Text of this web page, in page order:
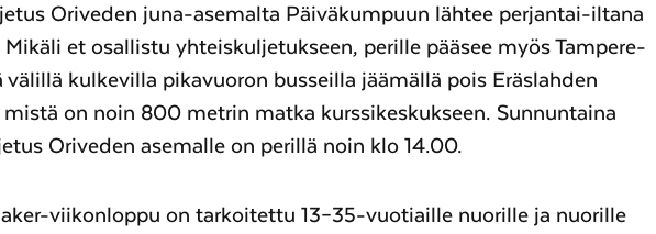
Oriveden juna-asemalta Päiväkumpuun lähtee perjantai-iltana
Mikäli et osallistu yhteiskuljetukseen, perille pääsee myös Tampere-
välillä kulkevilla pikavuoron busseilla jäämällä pois Eräslahden
mistä on noin 800 metrin matka kurssikeskukseen. Sunnuntaina
Oriveden asemalle on perillä noin klo 14.00.
viikonloppu on tarkoitettu 13–35-vuotiaille nuorille ja nuorille